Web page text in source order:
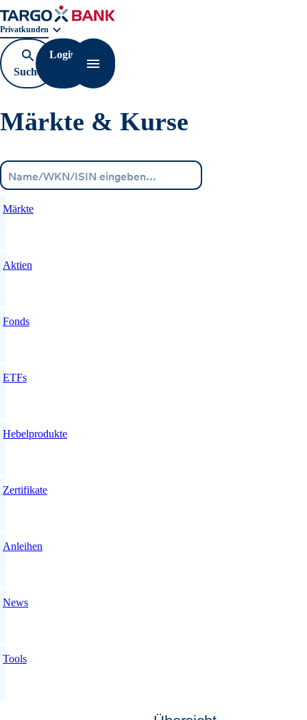
Geschäftsbereichnavigation. Aktuelle Auswahl:
Privatkunden
Suche
öffnen
Login
Navigation öffnen
Märkte & Kurse
Märkte
Aktien
Fonds
ETFs
Hebelprodukte
Zertifikate
Anleihen
News
Tools